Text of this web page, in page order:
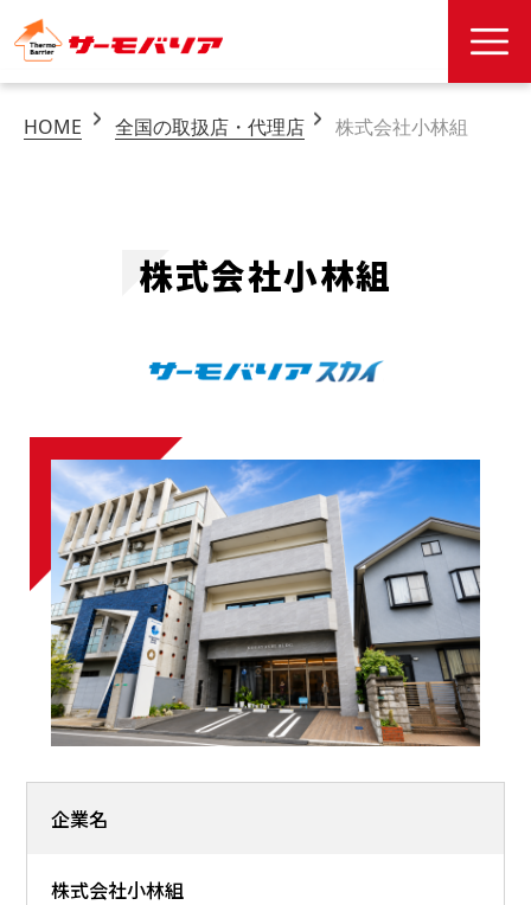
HOME 全国の取扱店・代理店 株式会社小林組
株式会社小林組
企業名
株式会社小林組